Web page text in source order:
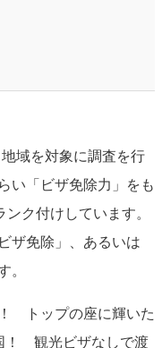
域を対象に調査を行
い「ビザ免除力」をも
ク付けしています。
ザ免除」、あるいは
トップの座に輝いた
！ 観光ビザなしで渡